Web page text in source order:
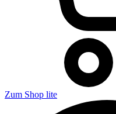
Zum Shop lite